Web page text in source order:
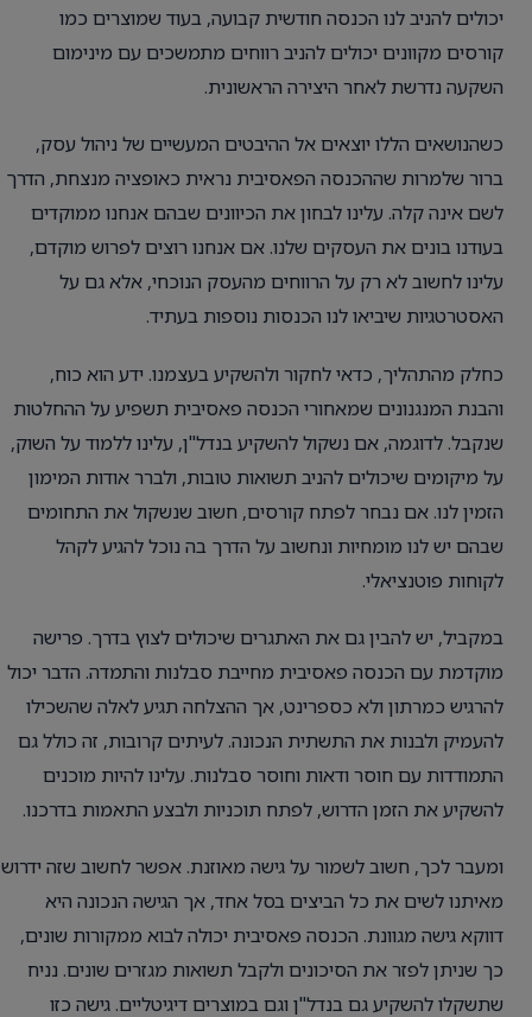
יכולים להניב לנו הכנסה חודשית קבועה, בעוד שמוצרים כמו
קורסים מקוונים יכולים להניב רווחים מתמשכים עם מינימום
השקעה נדרשת לאחר היצירה הראשונית.
כשהנושאים הללו יוצאים אל ההיבטים המעשיים של ניהול עסק,
ברור שלמרות שההכנסה הפאסיבית נראית כאופציה מנצחת, הדרך
לשם אינה קלה. עלינו לבחון את הכיוונים שבהם אנחנו ממוקדים
בעודנו בונים את העסקים שלנו. אם אנחנו רוצים לפרוש מוקדם,
עלינו לחשוב לא רק על הרווחים מהעסק הנוכחי, אלא גם על
האסטרטגיות שיביאו לנו הכנסות נוספות בעתיד.
כחלק מהתהליך, כדאי לחקור ולהשקיע בעצמנו. ידע הוא כוח,
והבנת המנגנונים שמאחורי הכנסה פאסיבית תשפיע על ההחלטות
שנקבל. לדוגמה, אם נשקול להשקיע בנדל"ן, עלינו ללמוד על השוק,
על מיקומים שיכולים להניב תשואות טובות, ולברר אודות המימון
הזמין לנו. אם נבחר לפתח קורסים, חשוב שנשקול את התחומים
שבהם יש לנו מומחיות ונחשוב על הדרך בה נוכל להגיע לקהל
לקוחות פוטנציאלי.
במקביל, יש להבין גם את האתגרים שיכולים לצוץ בדרך. פרישה
מוקדמת עם הכנסה פאסיבית מחייבת סבלנות והתמדה. הדבר יכול
להרגיש כמרתון ולא כספרינט, אך ההצלחה תגיע לאלה שהשכילו
להעמיק ולבנות את התשתית הנכונה. לעיתים קרובות, זה כולל גם
התמודדות עם חוסר ודאות וחוסר סבלנות. עלינו להיות מוכנים
להשקיע את הזמן הדרוש, לפתח תוכניות ולבצע התאמות בדרכנו.
ומעבר לכך, חשוב לשמור על גישה מאוזנת. אפשר לחשוב שזה ידרוש
מאיתנו לשים את כל הביצים בסל אחד, אך הגישה הנכונה היא
דווקא גישה מגוונת. הכנסה פאסיבית יכולה לבוא ממקורות שונים,
כך שניתן לפזר את הסיכונים ולקבל תשואות מגזרים שונים. נניח
שתשקלו להשקיע גם בנדל"ן וגם במוצרים דיגיטליים. גישה כזו